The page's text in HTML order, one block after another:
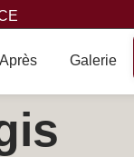
Galerie